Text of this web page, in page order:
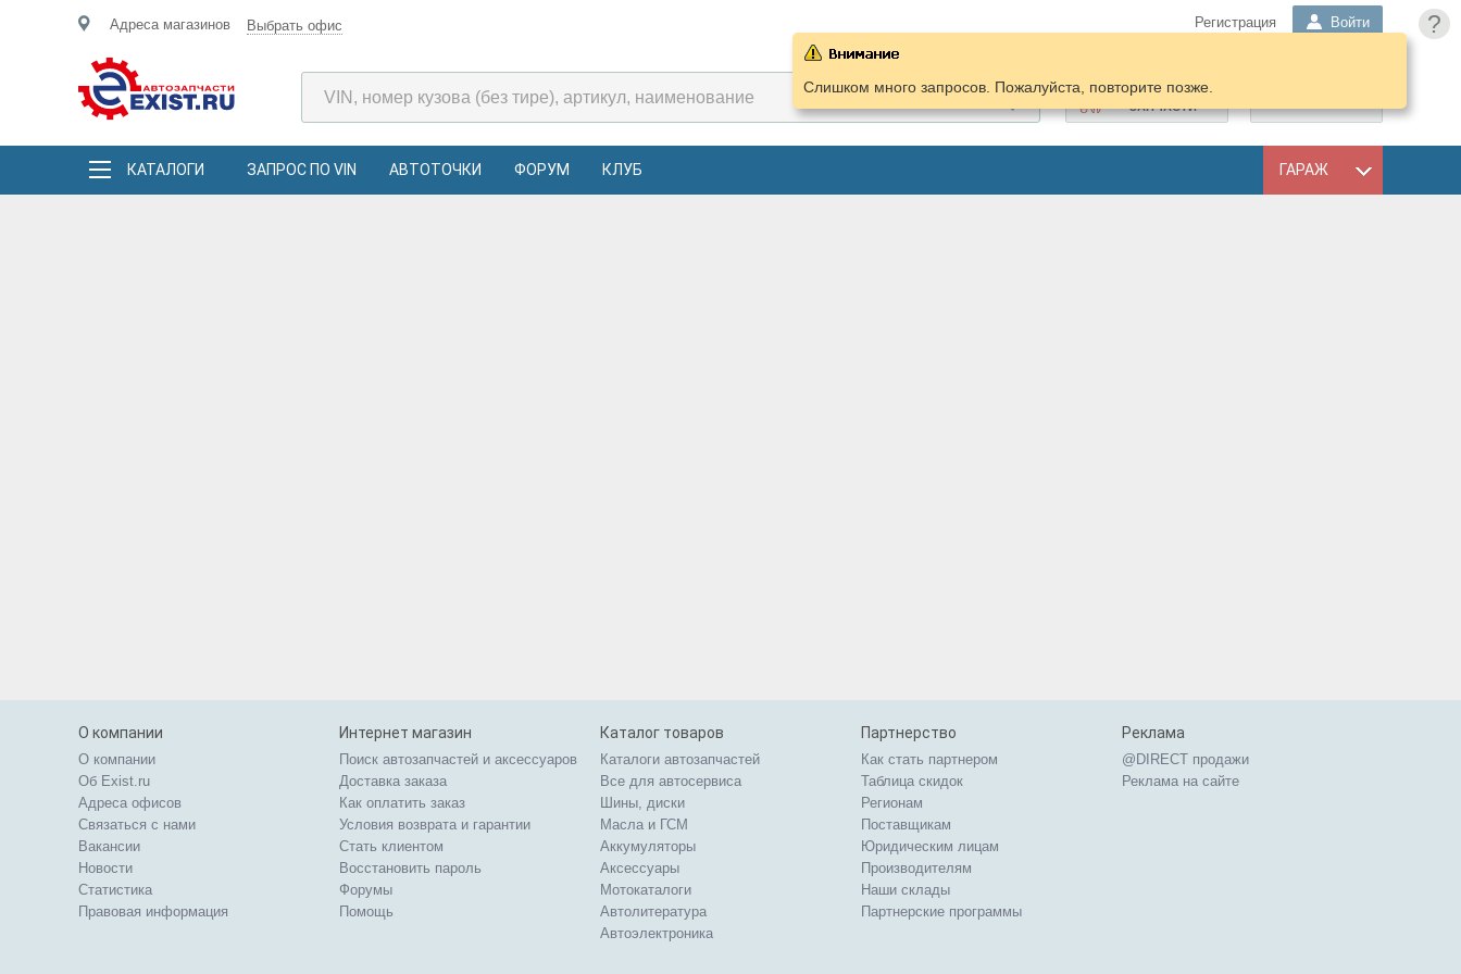
?
Адреса магазинов Выбрать офис Регистрация Войти
ПОДОБРАТЬ
ЗАПЧАСТИ
КАТАЛОГИ ЗАПРОС ПО VIN АВТОТОЧКИ ФОРУМ КЛУБ ГАРАЖ
Слишком много запросов. Пожалуйста, повторите позже.
О компании
О компании
Об Exist.ru
Адреса офисов
Связаться с нами
Вакансии
Новости
Статистика
Правовая информация
Интернет магазин
Поиск автозапчастей и аксессуаров
Доставка заказа
Как оплатить заказ
Условия возврата и гарантии
Стать клиентом
Восстановить пароль
Форумы
Помощь
Каталог товаров
Каталоги автозапчастей
Все для автосервиса
Шины, диски
Масла и ГСМ
Аккумуляторы
Аксессуары
Мотокаталоги
Автолитература
Автоэлектроника
Партнерство
Как стать партнером
Таблица скидок
Регионам
Поставщикам
Юридическим лицам
Производителям
Наши склады
Партнерские программы
Реклама
@DIRECT продажи
Реклама на сайте